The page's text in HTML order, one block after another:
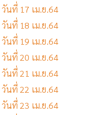
วันที่ 17 เม.ย.64
วันที่ 18 เม.ย.64
วันที่ 19 เม.ย.64
วันที่ 20 เม.ย.64
วันที่ 21 เม.ย.64
วันที่ 22 เม.ย.64
วันที่ 23 เม.ย.64